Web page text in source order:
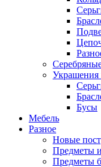
Украшения
Бусы
Мебель
Разное
Новые
Предметы
Предметы